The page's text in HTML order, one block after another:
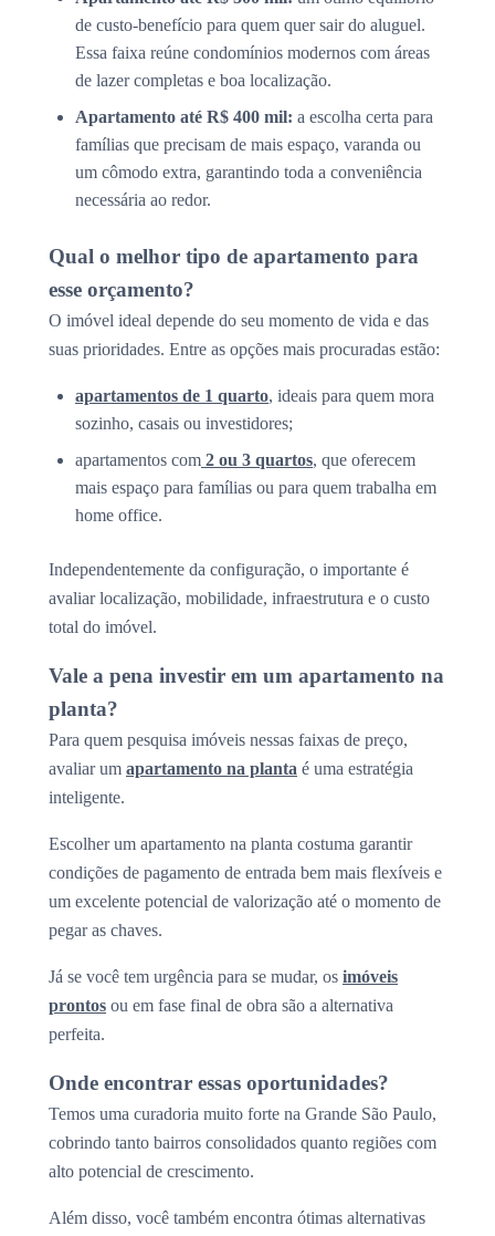
de custo-benefício para quem quer sair do aluguel.
Essa faixa reúne condomínios modernos com áreas
de lazer completas e boa localização.
Apartamento até R$ 400 mil: a escolha certa para
famílias que precisam de mais espaço, varanda ou
um cômodo extra, garantindo toda a conveniência
necessária ao redor.
Qual o melhor tipo de apartamento para
esse orçamento?
O imóvel ideal depende do seu momento de vida e das
suas prioridades. Entre as opções mais procuradas estão:
apartamentos de 1 quarto, ideais para quem mora
sozinho, casais ou investidores;
apartamentos com 2 ou 3 quartos, que oferecem
mais espaço para famílias ou para quem trabalha em
home office.
Independentemente da configuração, o importante é
avaliar localização, mobilidade, infraestrutura e o custo
total do imóvel.
Vale a pena investir em um apartamento na
planta?
Para quem pesquisa imóveis nessas faixas de preço,
avaliar um apartamento na planta é uma estratégia
inteligente.
Escolher um apartamento na planta costuma garantir
condições de pagamento de entrada bem mais flexíveis e
um excelente potencial de valorização até o momento de
pegar as chaves.
Já se você tem urgência para se mudar, os imóveis
prontos ou em fase final de obra são a alternativa
perfeita.
Onde encontrar essas oportunidades?
Temos uma curadoria muito forte na Grande São Paulo,
cobrindo tanto bairros consolidados quanto regiões com
alto potencial de crescimento.
Além disso, você também encontra ótimas alternativas